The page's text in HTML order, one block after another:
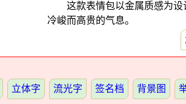
这款表情包以金属质感为
冷峻而高贵的气息。
立体字 流光字 签名档 背景图